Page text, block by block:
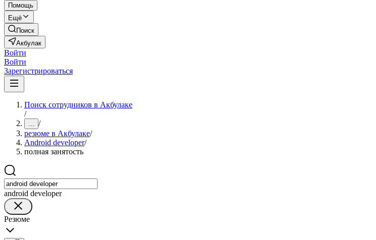
Помощь
Ещё
Поиск
Акбулак
Войти
Войти
Зарегистрироваться
Поиск сотрудников в Акбулаке
/
... /
резюме в Акбулаке/
Android developer/
полная занятость
android developer
Резюме